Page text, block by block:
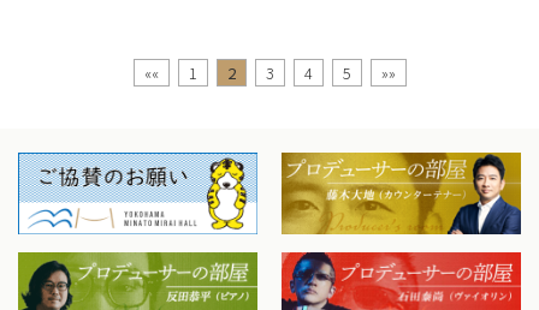
«« 1 2 3 4 5 »»